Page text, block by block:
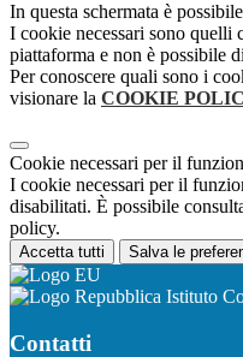
In questa schermata è
I cookie necessari sono quelli
piattaforma e non è possibile
Per conoscere quali sono i
visionare la COOKIE
Cookie necessari per il
I cookie necessari per il
disabilitati. È possibile
policy.
Accetta tutti Salva le
Istituto
Contatti